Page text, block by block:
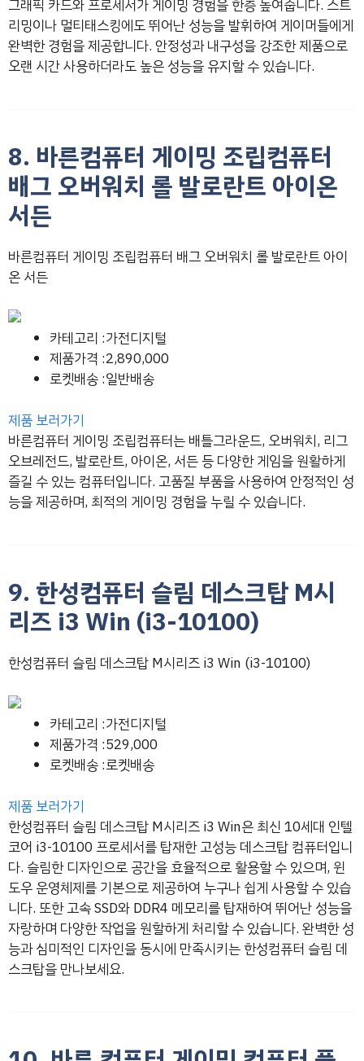
그래픽 카드와 프로세서가 게이밍 경험을 한층 높여줍니다. 스트
리밍이나 멀티태스킹에도 뛰어난 성능을 발휘하여 게이머들에게
완벽한 경험을 제공합니다. 안정성과 내구성을 강조한 제품으로
오랜 시간 사용하더라도 높은 성능을 유지할 수 있습니다.
8. 바른컴퓨터 게이밍 조립컴퓨터
배그 오버워치 롤 발로란트 아이온
서든
바른컴퓨터 게이밍 조립컴퓨터 배그 오버워치 롤 발로란트 아이
온 서든
카테고리 :가전디지털
제품가격 :2,890,000
로켓배송 :일반배송
제품 보러가기
바른컴퓨터 게이밍 조립컴퓨터는 배틀그라운드, 오버워치, 리그
오브레전드, 발로란트, 아이온, 서든 등 다양한 게임을 원활하게
즐길 수 있는 컴퓨터입니다. 고품질 부품을 사용하여 안정적인 성
능을 제공하며, 최적의 게이밍 경험을 누릴 수 있습니다.
9. 한성컴퓨터 슬림 데스크탑 M시
리즈 i3 Win (i3-10100)
한성컴퓨터 슬림 데스크탑 M시리즈 i3 Win (i3-10100)
카테고리 :가전디지털
제품가격 :529,000
로켓배송 :로켓배송
제품 보러가기
한성컴퓨터 슬림 데스크탑 M시리즈 i3 Win은 최신 10세대 인텔
코어 i3-10100 프로세서를 탑재한 고성능 데스크탑 컴퓨터입니
다. 슬림한 디자인으로 공간을 효율적으로 활용할 수 있으며, 윈
도우 운영체제를 기본으로 제공하여 누구나 쉽게 사용할 수 있습
니다. 또한 고속 SSD와 DDR4 메모리를 탑재하여 뛰어난 성능을
자랑하며 다양한 작업을 원할하게 처리할 수 있습니다. 완벽한 성
능과 심미적인 디자인을 동시에 만족시키는 한성컴퓨터 슬림 데
스크탑을 만나보세요.